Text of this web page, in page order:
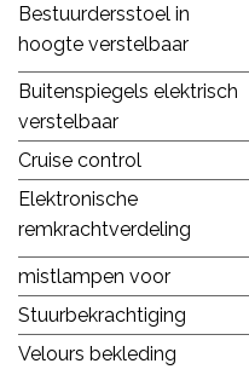
Bestuurdersstoel in
hoogte verstelbaar
Buitenspiegels elektrisch
verstelbaar
Cruise control
Elektronische
remkrachtverdeling
mistlampen voor
Stuurbekrachtiging
Velours bekleding